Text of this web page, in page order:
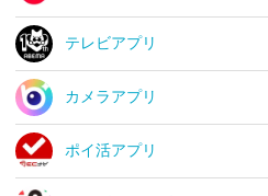
テレビアプリ
カメラアプリ
ポイ活アプリ